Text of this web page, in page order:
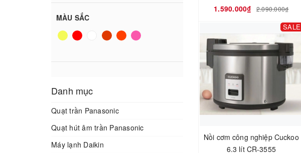
máy hút bụi lau nhà
cây nóng lạnh
cánh quạt panasonnic
vi
Viessmann
zegu
5.000.000đ - 10.000.000đ
Giá trên 10.000.000đ
MÀU SẮC
Danh mục
Quạt trần Panasonic
Quạt hút âm trần Panasonic
Máy lạnh Daikin
1.590.000₫
2.090.000₫
SALE
Nồi cơm công nghiệp Cuckoo
6.3 lít CR-3555